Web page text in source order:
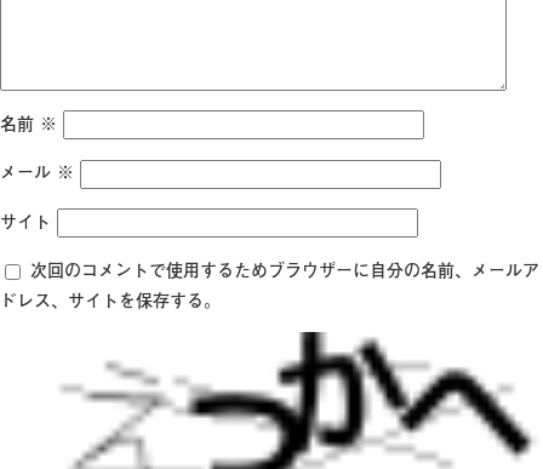
名前 ※
メール ※
サイト
次回のコメントで使用するためブラウザーに自分の名前、メールア
ドレス、サイトを保存する。